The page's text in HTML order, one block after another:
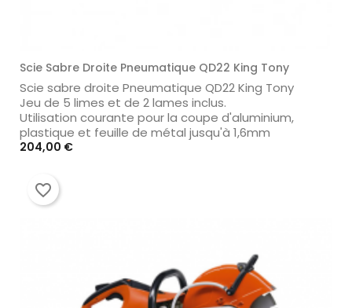
Scie Sabre Droite Pneumatique QD22 King Tony
Scie sabre droite Pneumatique QD22 King Tony
Jeu de 5 limes et de 2 lames inclus.
Utilisation courante pour la coupe d'aluminium,
plastique et feuille de métal jusqu'à 1,6mm
Prix
204,00 €
favorite_border